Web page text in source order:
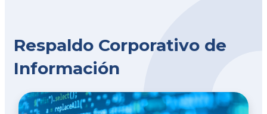
Respaldo Corporativo de
Información